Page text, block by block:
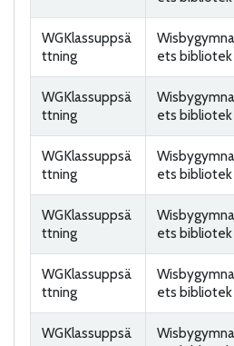
WGKlassuppsä
ttning
ets bibliotek
WGKlassuppsä
ttning
ets bibliotek
WGKlassuppsä
ttning
ets bibliotek
WGKlassuppsä
ttning
ets bibliotek
WGKlassuppsä
ttning
ets bibliotek
WGKlassuppsä